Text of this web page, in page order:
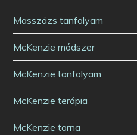
Masszázs tanfolyam
McKenzie módszer
McKenzie tanfolyam
McKenzie terápia
McKenzie torna